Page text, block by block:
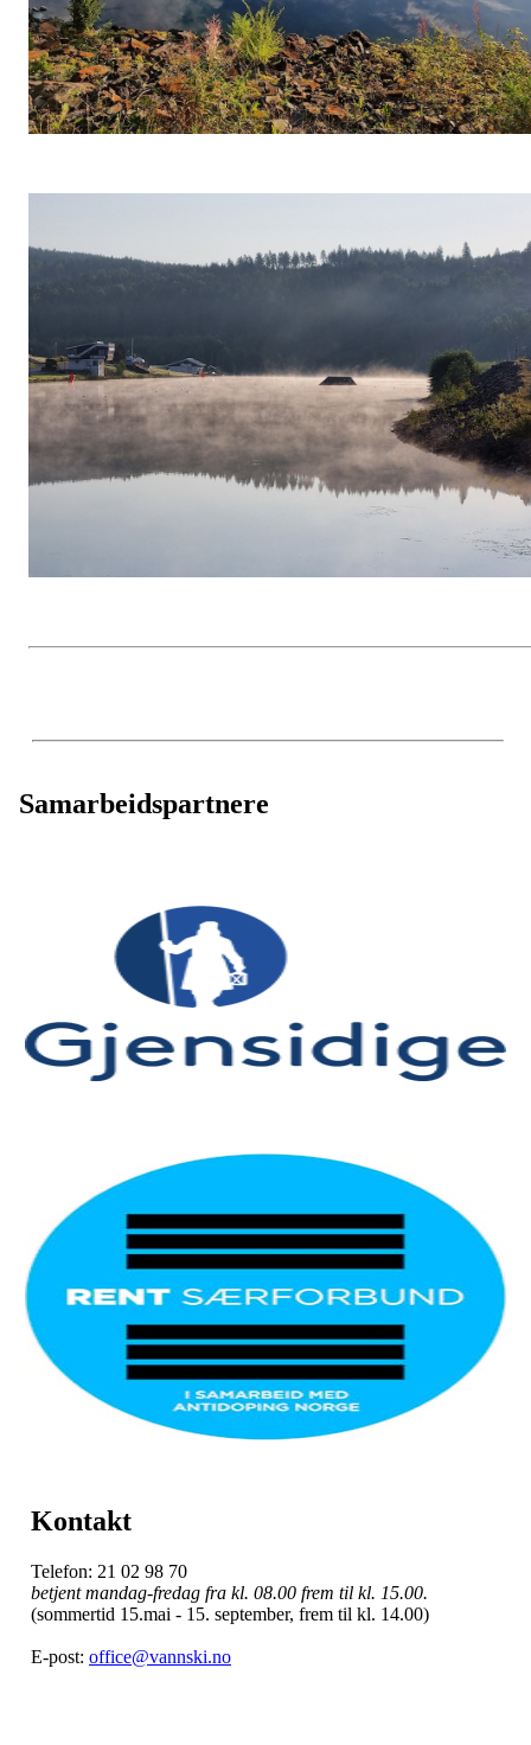
Samarbeidspartnere
Kontakt
Telefon: 21 02 98 70
betjent mandag-fredag fra kl. 08.00 frem til kl. 15.00.
(sommertid 15.mai - 15. september, frem til kl. 14.00)
E-post: office@vannski.no